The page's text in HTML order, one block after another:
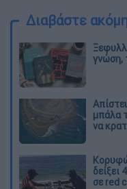
Διαβάστε
γνώση,
μπάλα
να
δείξει
σε red